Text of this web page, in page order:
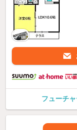
フューチ